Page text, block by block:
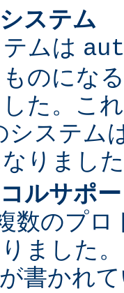
ステム
ムは
のにな
た。こ
システム
りまし
ルサポ
数のプ
ました
が書かれ